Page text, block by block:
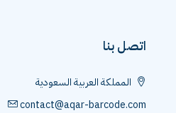
اتصل بنا
المملكة العربية السعودية
contact@aqar-barcode.com